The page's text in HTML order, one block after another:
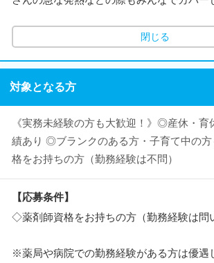
閉じる
対象となる方
《実務未経験の方も大歓迎！》◎産休・育
績あり ◎ブランクのある方・子育て中の
格をお持ちの方（勤務経験は不問）
【応募条件】
◇薬剤師資格をお持ちの方（勤務経験は問
※薬局や病院での勤務経験がある方は優遇